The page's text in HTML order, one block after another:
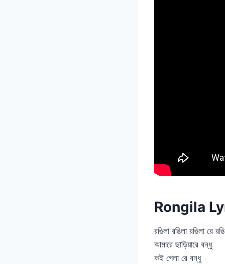
Rongila
রঙিলা রঙিলা রঙিলা রে
আমারে ছাড়িয়ারে বন্ধু
কই গেলা রে বন্ধু